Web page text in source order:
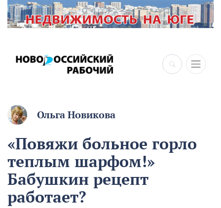
×
Ольга Новикова
«Повяжи больное горло
теплым шарфом!»
Бабушкин рецепт
работает?